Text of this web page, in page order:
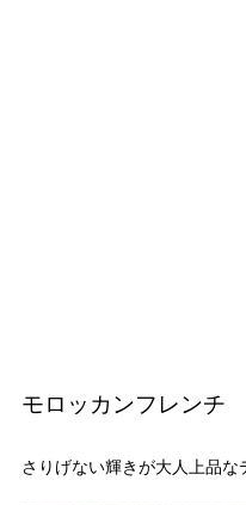
モロッカンフレンチ
さりげない輝きが大人上品